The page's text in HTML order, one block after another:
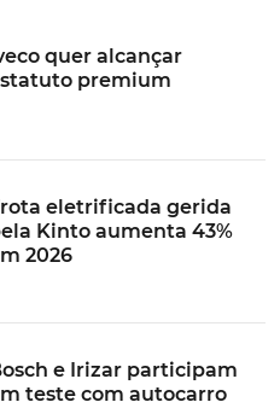
quer alcançar
premium
eletrificada gerida
Kinto aumenta 43%
2026
e Irizar participam
teste com autocarro